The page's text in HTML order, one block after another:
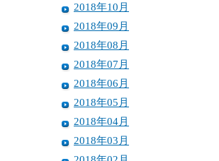
2018年10月
2018年09月
2018年08月
2018年07月
2018年06月
2018年05月
2018年04月
2018年03月